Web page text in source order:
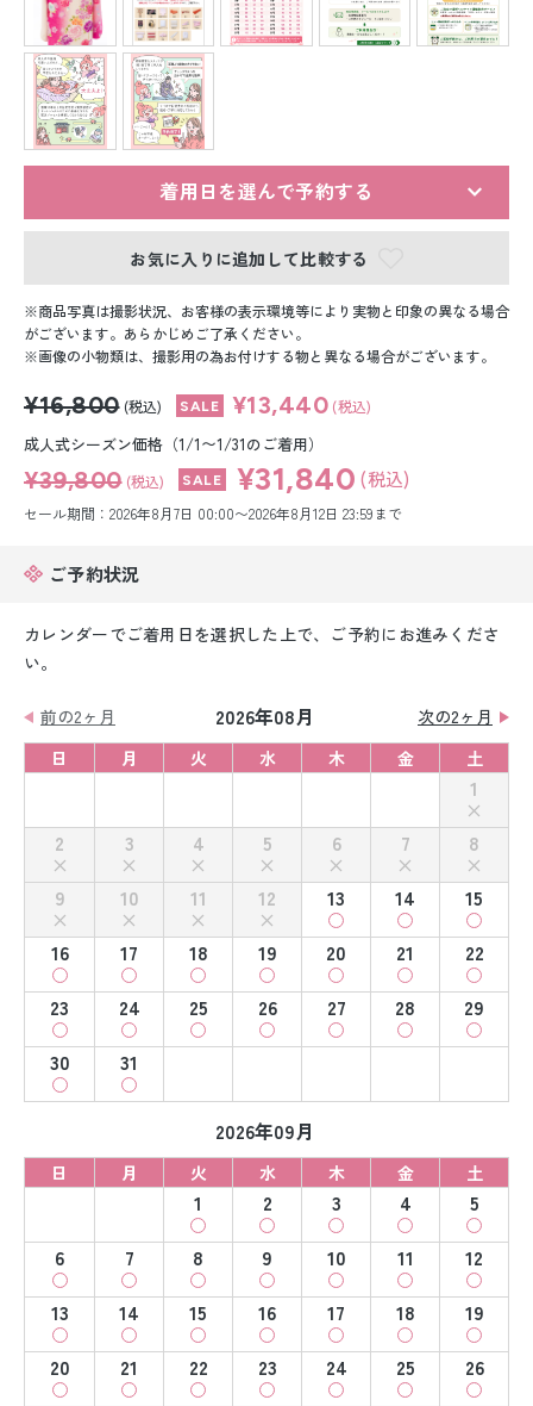
紋付袴レンタル
留袖レンタル
スーツレンタル
色打掛&紋付袴レンタル
白無垢&紋付袴レンタル
小物販売品
着用日を選んで予約する
お気に入りに追加して比較する
商品写真は撮影状況、お客様の表示環境等により実物と印象の異なる場合
がございます。あらかじめご了承ください。
画像の小物類は、撮影用の為お付けする物と異なる場合がございます。
¥16,800 (税込) ¥13,440 (税込)
成人式シーズン価格（1/1〜1/31のご着用）
¥39,800 (税込) ¥31,840 (税込)
セール期間：2026年8月7日 00:00〜2026年8月12日 23:59まで
ご予約状況
カレンダーでご着用日を選択した上で、ご予約にお進みくださ
い。
前の2ヶ月 2026年08月
次の2ヶ月
日
月 火 水 木 金 土
1
2
3 4 5 6 7
8
9
10 11 12 13 14
15
16
17 18 19 20 21
22
23
24 25 26 27 28
29
30
31
2026年09月
日 月 火 水 木 金 土
1 2 3 4
5
6
7 8 9 10 11
12
13
14 15 16 17 18
19
20
21 22 23 24 25
26